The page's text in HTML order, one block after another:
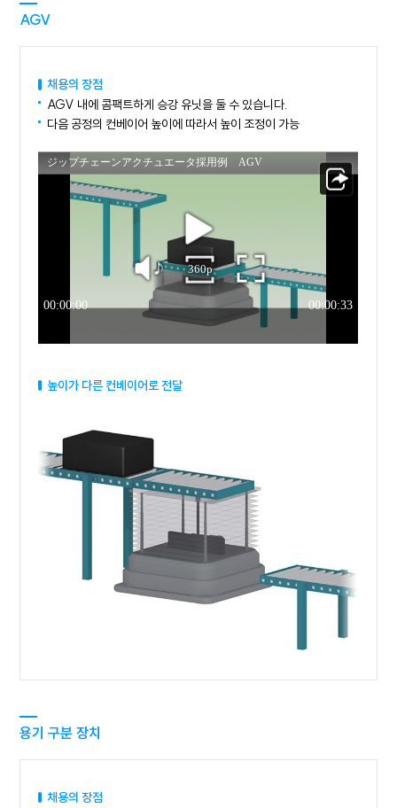
AGV
채용의 장점
AGV 내에 콤팩트하게 승강 유닛을 둘 수 있습니다.
다음 공정의 컨베이어 높이에 따라서 높이 조정이 가능
높이가 다른 컨베이어로 전달
용기 구분 장치
채용의 장점